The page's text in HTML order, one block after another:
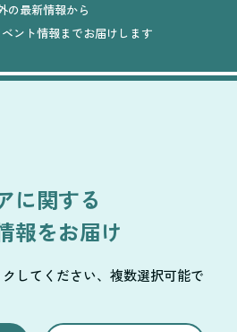
の最新情報から
ント情報までお届けします
に関する
報をお届け
してください、複数選択可能で